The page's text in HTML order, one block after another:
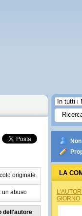
originale
un abuso
dell'autore
LA
GIORNO